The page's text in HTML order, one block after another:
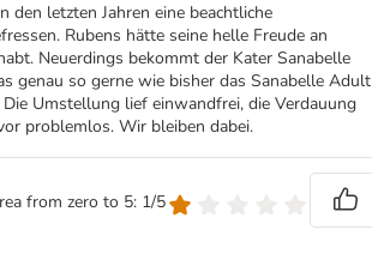
den letzten Jahren eine beachtliche
Rubens hätte seine helle Freude an
Neuerdings bekommt der Kater Sanabelle
genau so gerne wie bisher das Sanabelle Adult
Umstellung lief einwandfrei, die Verdauung
problemlos. Wir bleiben dabei.
from zero to 5: 1/5